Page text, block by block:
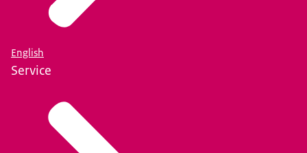
English
Service